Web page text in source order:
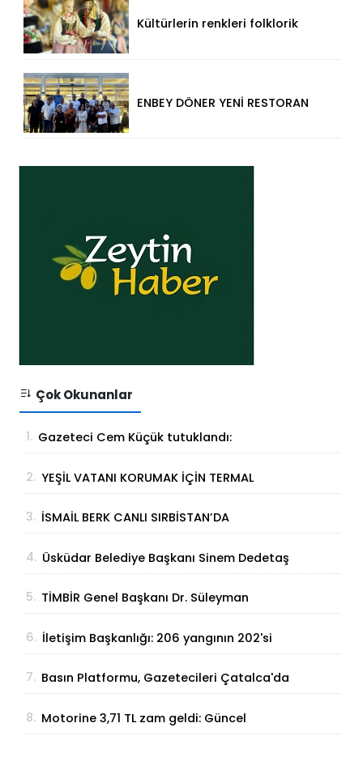
Kültürlerin renkleri folklorik
ENBEY DÖNER YENİ RESTORAN
Çok Okunanlar
1. Gazeteci Cem Küçük tutuklandı:
2. YEŞİL VATANI KORUMAK İÇİN TERMAL
ÇÖZÜM
3. İSMAİL BERK CANLI SIRBİSTAN’DA
4. Üsküdar Belediye Başkanı Sinem Dedetaş
tutuklandı
5. TİMBİR Genel Başkanı Dr. Süleyman
6. İletişim Başkanlığı: 206 yangının 202'si
kontrol altına alındı
7. Basın Platformu, Gazetecileri Çatalca'da
8. Motorine 3,71 TL zam geldi: Güncel
akaryakıt fiyatları belli oldu